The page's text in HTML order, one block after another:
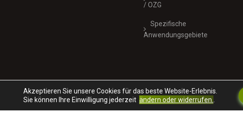
/ OZG
Spezifische
Anwendungsgebiete
Akzeptieren Sie unsere Cookies für das beste Website-Erlebnis.
Sie können Ihre Einwilligung jederzeit ändern oder widerrufen.